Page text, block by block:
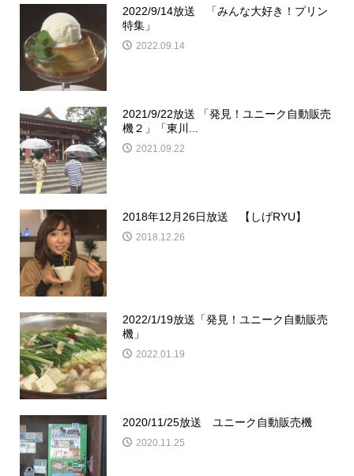
2022/9/14放送 「みんな大好き！プリン
特集」
2022.09.14
2021/9/22放送 「発見！ユニーク自動販売
機２」「東川...
2021.09.22
2018年12月26日放送 【しげRYU】
2018.12.26
2022/1/19放送「発見！ユニーク自動販売
機」
2022.01.19
2020/11/25放送 ユニーク自動販売機
2020.11.25